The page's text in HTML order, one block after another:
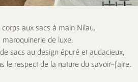
aux sacs à main Nilau.
de luxe.
sacs au design épuré et audacieux,
le respect de la nature du savoir-faire.